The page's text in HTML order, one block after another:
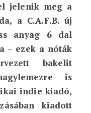
kislemez!
jelenik meg a
a C.A.F.B. új
anyag 6 dal
– ezek a nóták
bakelit
is
indie kiadó,
kiadott